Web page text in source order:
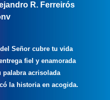
R. Ferreirós
de Señor cubre tu vida
fiel y enamorada
palabra acrisolada
la historia en acogida.